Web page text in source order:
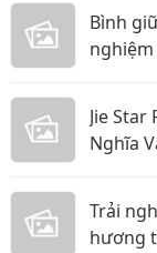
Bình
Jie
Nghĩa
Trải
hương